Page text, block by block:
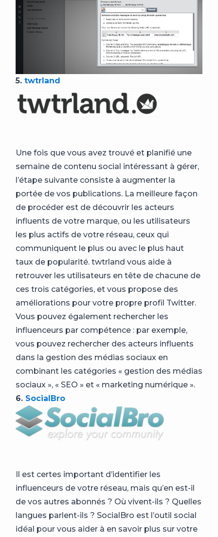
5. twtrland
Une fois que vous avez trouvé et planifié une
semaine de contenu social intéressant à gérer,
l’étape suivante consiste à augmenter la
portée de vos publications. La meilleure façon
de procéder est de découvrir les acteurs
influents de votre marque, ou les utilisateurs
les plus actifs de votre réseau, ceux qui
communiquent le plus ou avec le plus haut
taux de popularité. twtrland vous aide à
retrouver les utilisateurs en tête de chacune de
ces trois catégories, et vous propose des
améliorations pour votre propre profil Twitter.
Vous pouvez également rechercher les
influenceurs par compétence : par exemple,
vous pouvez rechercher des acteurs influents
dans la gestion des médias sociaux en
combinant les catégories « gestion des médias
sociaux », « SEO » et « marketing numérique ».
6. SocialBro
Il est certes important d’identifier les
influenceurs de votre réseau, mais qu’en est-il
de vos autres abonnés ? Où vivent-ils ? Quelles
langues parlent-ils ? SocialBro est l’outil social
idéal pour vous aider à en savoir plus sur votre